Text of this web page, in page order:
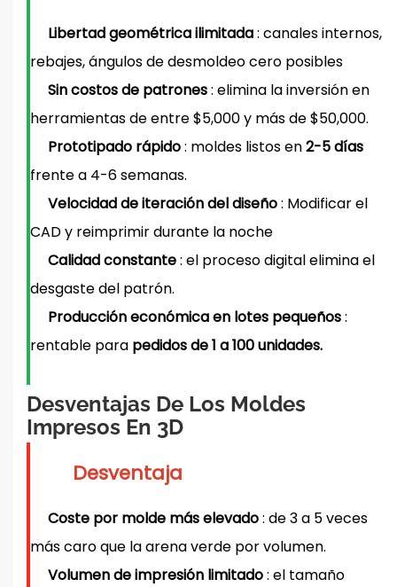
Libertad geométrica ilimitada: canales internos,
rebajes, ángulos de desmoldeo cero posibles
Sin costos de patrones: elimina la inversión en
herramientas de entre $5,000 y más de $50,000.
Prototipado rápido: moldes listos en2-5 días
frente a 4-6 semanas.
Velocidad de iteración del diseño: Modificar el
CAD y reimprimir durante la noche
Calidad constante: el proceso digital elimina el
desgaste del patrón.
Producción económica en lotes pequeños:
rentable para pedidos de 1 a 100 unidades.
Desventajas De Los Moldes
Impresos En 3D
Desventaja
Coste por molde más elevado: de 3 a 5 veces
más caro que la arena verde por volumen.
Volumen de impresión limitado: el tamaño